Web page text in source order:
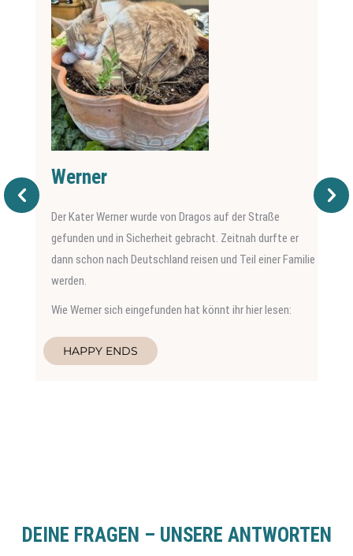
Werner
Der Kater Werner wurde von Dragos auf der Straße
gefunden und in Sicherheit gebracht. Zeitnah durfte er
dann schon nach Deutschland reisen und Teil einer Familie
werden.
Wie Werner sich eingefunden hat könnt ihr hier lesen:
HAPPY ENDS
DEINE FRAGEN – UNSERE ANTWORTEN